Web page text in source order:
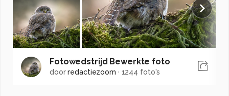
Fotowedstrijd Bewerkte foto
doorredactiezoom · 1244 foto's